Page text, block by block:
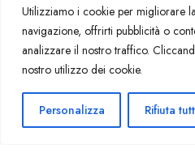
Utilizziamo i cookie per migliorare
navigazione, offrirti pubblicità o
analizzare il nostro traffico.
nostro utilizzo dei cookie.
Personalizza Rifiuta